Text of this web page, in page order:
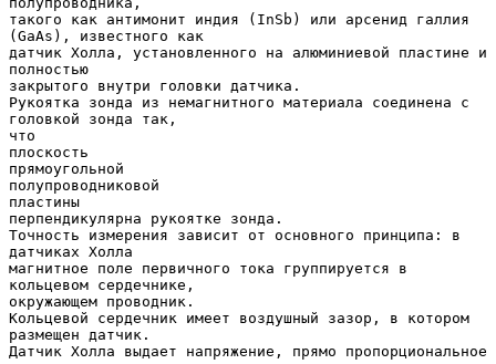
такого как антимонит индия (InSb) или арсенид галлия
(GaAs), известного как
датчик Холла, установленного на алюминиевой пластине и
полностью
закрытого внутри головки датчика.
Рукоятка зонда из немагнитного материала соединена с
головкой зонда так,
что
плоскость
прямоугольной
полупроводниковой
пластины
перпендикулярна рукоятке зонда.
Точность измерения зависит от основного принципа: в
датчиках Холла
магнитное поле первичного тока группируется в
кольцевом сердечнике,
окружающем проводник.
Кольцевой сердечник имеет воздушный зазор, в котором
размещен датчик.
Датчик Холла выдает напряжение, прямо пропорциональное